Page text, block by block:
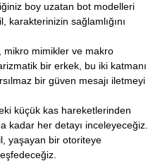
boy uzatan bot modelleri
sağlamlığını
mikro mimikler ve makro
bir erkek, bu iki katmanı
bir güven mesajı iletmeyi
küçük kas hareketlerinden
kadar her detayı inceleyeceğiz.
yaşayan bir otoriteye